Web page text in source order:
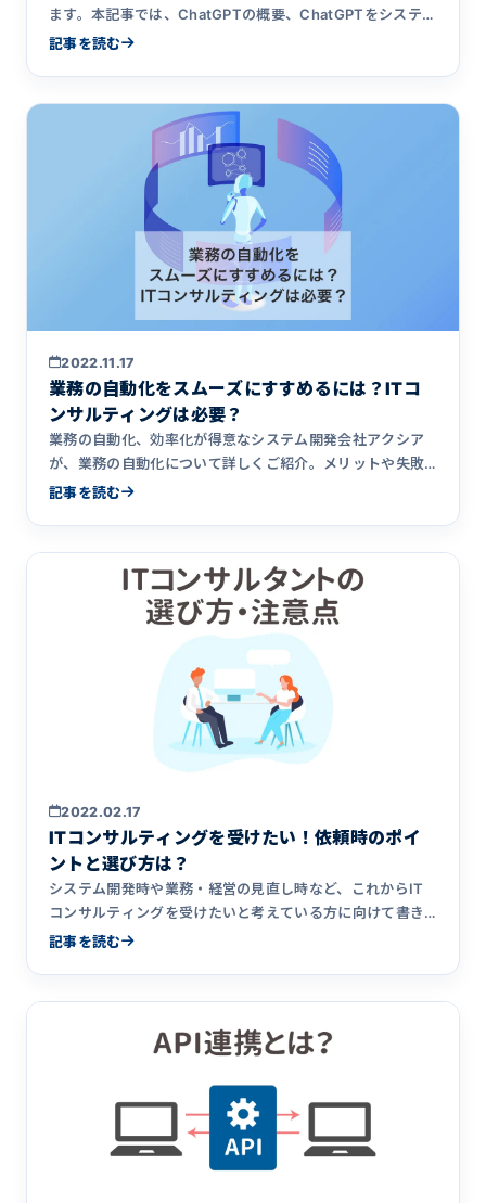
ます。本記事では、ChatGPTの概要、ChatGPTをシステム
開発に組み込んだ利用例や活用事例について解説します。
記事を読む
2022.11.17
業務の自動化をスムーズにすすめるには？ITコ
ンサルティングは必要？
業務の自動化、効率化が得意なシステム開発会社アクシア
が、業務の自動化について詳しくご紹介。メリットや失敗
しない自動化の進め方まで丁寧に解説。
記事を読む
2022.02.17
ITコンサルティングを受けたい！依頼時のポイ
ントと選び方は？
システム開発時や業務・経営の見直し時など、これからIT
コンサルティングを受けたいと考えている方に向けて書き
ました。ITコンサルティングを依頼するメリット・デメリ
記事を読む